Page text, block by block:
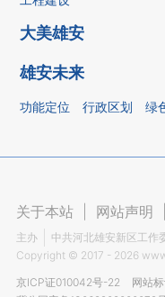
大美雄安
雄安未来
功能定位 行政区划 绿
关于本站 网站声明
主办
中共河北雄安新区工作
Copyright © 2017 - 2026
京ICP证010042号-22
网站